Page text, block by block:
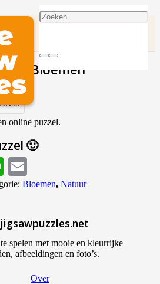
Bloemen
online puzzel.
🙂
WhatsApp
Bloemen, Natuur
spelen met mooie en kleurrijke
afbeeldingen en foto’s.
Over